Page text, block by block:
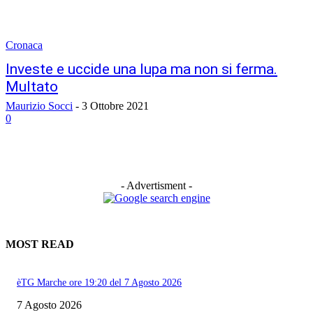
Cronaca
Investe e uccide una lupa ma non si ferma.
Multato
Maurizio Socci - 3 Ottobre 2021
0
- Advertisment -
MOST READ
èTG Marche ore 19:20 del 7 Agosto 2026
7 Agosto 2026